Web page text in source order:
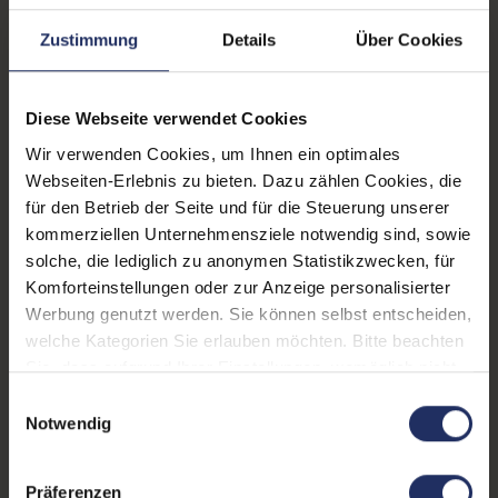
Zustimmung Details Über Cookies
Diese Webseite verwendet Cookies
Wir verwenden Cookies, um Ihnen ein optimales
Webseiten-Erlebnis zu bieten. Dazu zählen Cookies, die
für den Betrieb der Seite und für die Steuerung unserer
kommerziellen Unternehmensziele notwendig sind, sowie
solche, die lediglich zu anonymen Statistikzwecken, für
Komforteinstellungen oder zur Anzeige personalisierter
Werbung genutzt werden. Sie können selbst entscheiden,
welche Kategorien Sie erlauben möchten. Bitte beachten
Sie, dass aufgrund Ihrer Einstellungen, womöglich nicht
Weitere Informationen finden Sie in
Notwendig
Präferenzen
Lautsprecher: Nein
Pixelabstand: 0,282 mm
Displayauflösung: 1680 x 1050 WSXGA+
Reaktionszeit: 5 ms
Stromverbrauch: 21 Watt
Displaygröße: 22,0 Zoll
Schnittstellen: 1x DVI-D, 1x VGA
Webcam: